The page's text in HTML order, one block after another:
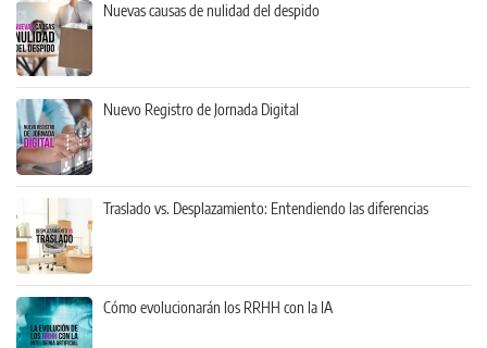
Nuevas causas de nulidad del despido
Nuevo Registro de Jornada Digital
Traslado vs. Desplazamiento: Entendiendo las diferencias
Cómo evolucionarán los RRHH con la IA